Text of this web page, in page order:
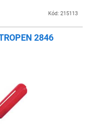
Kód: 215113
2846